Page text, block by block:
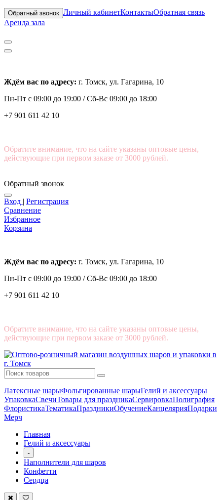
Обратный звонок Личный кабинетКонтактыОбратная связь
Аренда зала
Ждём вас по адресу: г. Томск, ул. Гагарина, 10
Пн-Пт с 09:00 до 19:00 /Сб-Вс 09:00 до 18:00
+7 901 611 42 10
Обратите внимание, что на сайте указаны оптовые цены,
действующие при первом заказе от 3000 рублей.
Обратный звонок
Вход | Регистрация
Сравнение
Избранное
Корзина
Ждём вас по адресу: г. Томск, ул. Гагарина, 10
Пн-Пт с 09:00 до 19:00 /Сб-Вс 09:00 до 18:00
+7 901 611 42 10
Обратите внимание, что на сайте указаны оптовые цены,
действующие при первом заказе от 3000 рублей.
Латексные шарыФольгированные шарыГелий и аксессуары
УпаковкаСвечиТовары для праздникаСервировкаПолиграфия
ФлористикаТематикаПраздникиОбучениеКанцелярияПодарки
Мерч
Главная
Гелий и аксессуары
-
Наполнители для шаров
Конфетти
Сердца